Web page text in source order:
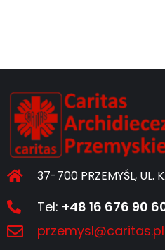
37-700 PRZEMYŚL, UL.
Tel: +48 16 676 90
przemysl@caritas.pl